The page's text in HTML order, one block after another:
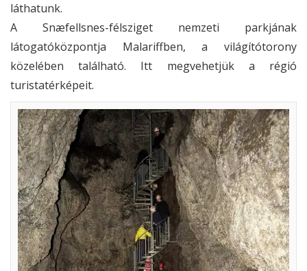
láthatunk.
A Snæfellsnes-félsziget nemzeti parkjának
látogatóközpontja Malariffben, a világítótorony
közelében található. Itt megvehetjük a régió
turistatérképeit.